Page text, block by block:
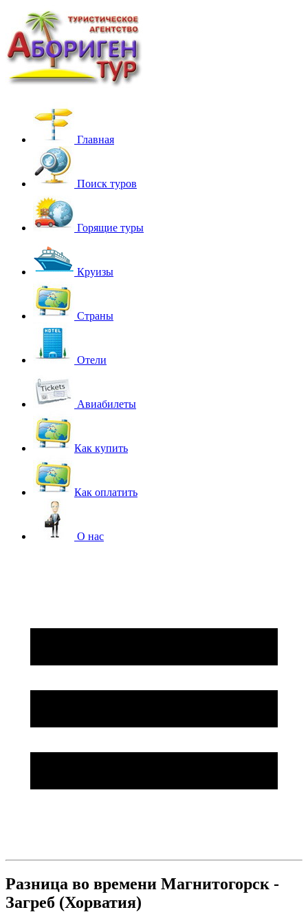
Главная
Поиск туров
Горящие туры
Круизы
Страны
Отели
Авиабилеты
Как купить
Как оплатить
О нас
Разница во времени Магнитогорск -
Загреб (Хорватия)